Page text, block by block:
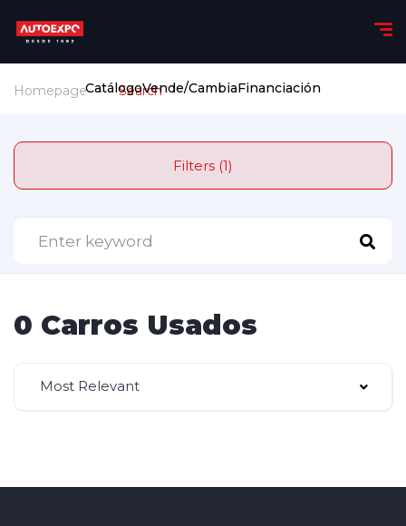
CatálogoVende/CambiaFinanciación
Homepage Search
Filters (1)
0 Carros Usados
Most Relevant